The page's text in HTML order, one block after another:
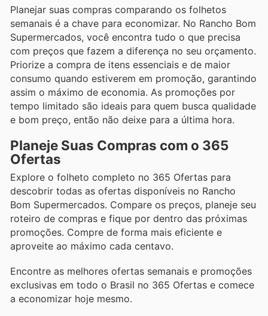
Planejar suas compras comparando os folhetos
semanais é a chave para economizar. No Rancho Bom
Supermercados, você encontra tudo o que precisa
com preços que fazem a diferença no seu orçamento.
Priorize a compra de itens essenciais e de maior
consumo quando estiverem em promoção, garantindo
assim o máximo de economia. As promoções por
tempo limitado são ideais para quem busca qualidade
e bom preço, então não deixe para a última hora.
Planeje Suas Compras com o 365
Ofertas
Explore o folheto completo no 365 Ofertas para
descobrir todas as ofertas disponíveis no Rancho
Bom Supermercados. Compare os preços, planeje seu
roteiro de compras e fique por dentro das próximas
promoções. Compre de forma mais eficiente e
aproveite ao máximo cada centavo.
Encontre as melhores ofertas semanais e promoções
exclusivas em todo o Brasil no 365 Ofertas e comece
a economizar hoje mesmo.